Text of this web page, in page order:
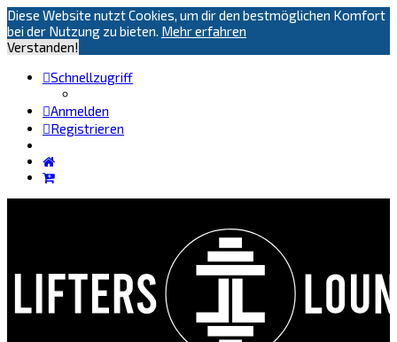
Diese Website nutzt Cookies, um dir den bestmöglichen Komfort
bei der Nutzung zu bieten. Mehr erfahren
Verstanden!
Schnellzugriff
Anmelden
Registrieren